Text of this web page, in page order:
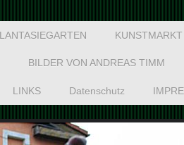
KUNSTMARKT
BILDER VON ANDREAS TIMM
LINKS Datenschutz